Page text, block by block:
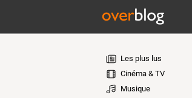
Les plus lus
Cinéma & TV
Musique